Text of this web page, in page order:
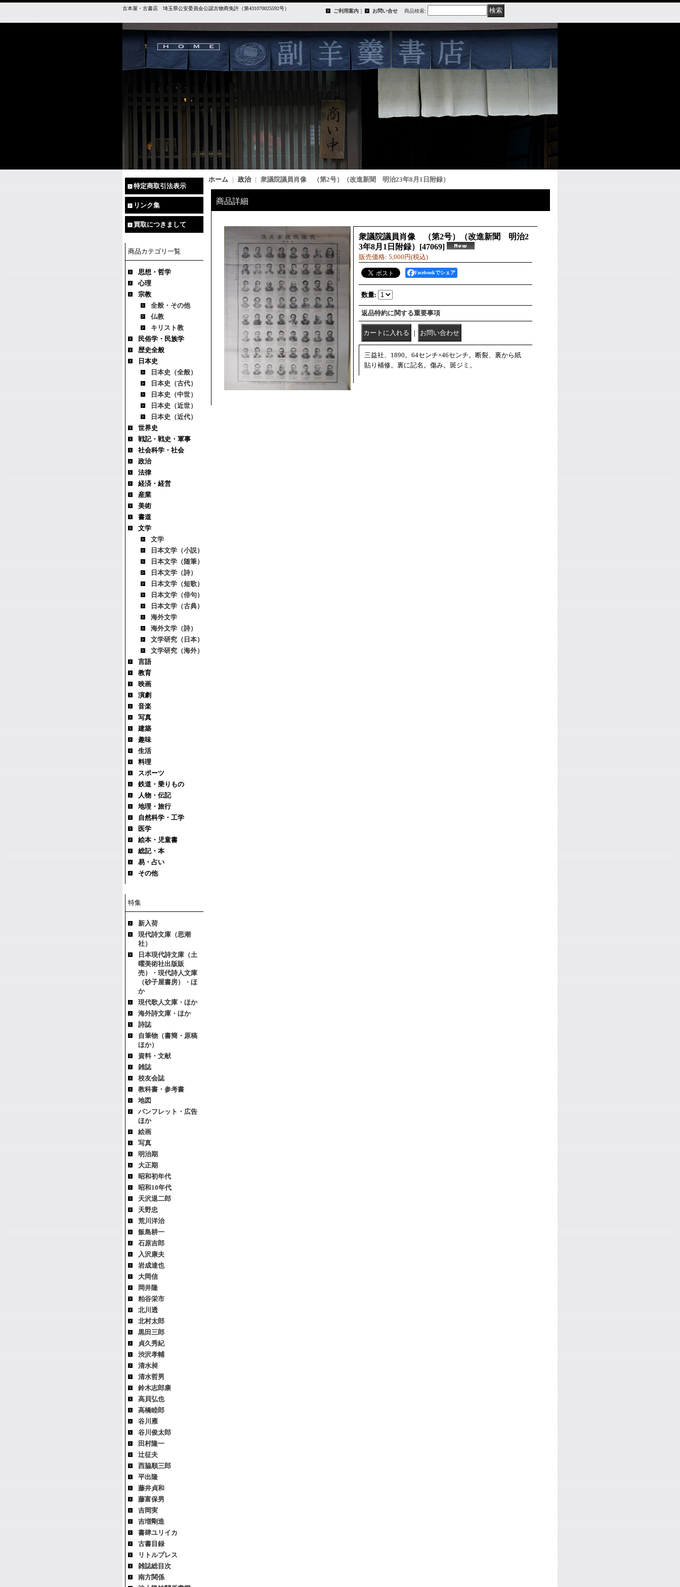
古本屋・古書店 埼玉県公安委員会公認古物商免許（第431070025592号） ご利用案内｜ お問い合せ 商品検索:
特定商取引法表示
リンク集
買取につきまして
商品カテゴリ一覧
思想・哲学
心理
宗教
全般・その他
仏教
キリスト教
民俗学・民族学
歴史全般
日本史
日本史（全般）
日本史（古代）
日本史（中世）
日本史（近世）
日本史（近代）
世界史
戦記・戦史・軍事
社会科学・社会
政治
法律
経済・経営
産業
美術
書道
文学
文学
日本文学（小説）
日本文学（随筆）
日本文学（詩）
日本文学（短歌）
日本文学（俳句）
日本文学（古典）
海外文学
海外文学（詩）
文学研究（日本）
文学研究（海外）
言語
教育
映画
演劇
音楽
写真
建築
趣味
生活
料理
スポーツ
鉄道・乗りもの
人物・伝記
地理・旅行
自然科学・工学
医学
絵本・児童書
総記・本
易・占い
その他
特集
新入荷
現代詩文庫（思潮
社）
日本現代詩文庫（土
曜美術社出版販
売）・現代詩人文庫
（砂子屋書房）・ほ
か
現代歌人文庫・ほか
海外詩文庫・ほか
詩誌
自筆物（書簡・原稿
ほか）
資料・文献
雑誌
校友会誌
教科書・参考書
地図
パンフレット・広告
ほか
絵画
写真
明治期
大正期
昭和初年代
昭和10年代
天沢退二郎
天野忠
荒川洋治
飯島耕一
石原吉郎
入沢康夫
岩成達也
大岡信
岡井隆
粕谷栄市
北川透
北村太郎
黒田三郎
貞久秀紀
渋沢孝輔
清水昶
清水哲男
鈴木志郎康
高貝弘也
高橋睦郎
谷川雁
谷川俊太郎
田村隆一
辻征夫
西脇順三郎
平出隆
藤井貞和
藤富保男
吉岡実
吉増剛造
書肆ユリイカ
古書目録
リトルプレス
雑誌総目次
南方関係
ホーム 政治｜ 衆議院議員肖像 （第2号）（改進新聞 明治23年8月1日附録）
商品詳細
衆議院議員肖像 （第2号）（改進新聞 明治2
3年8月1日附録） [47069]
販売価格: 5,000円(税込)
Facebookでシェア
数量:
返品特約に関する重要事項
｜
三益社、1890。64センチ×46センチ。断裂、裏から紙
貼り補修。裏に記名。傷み。斑ジミ。